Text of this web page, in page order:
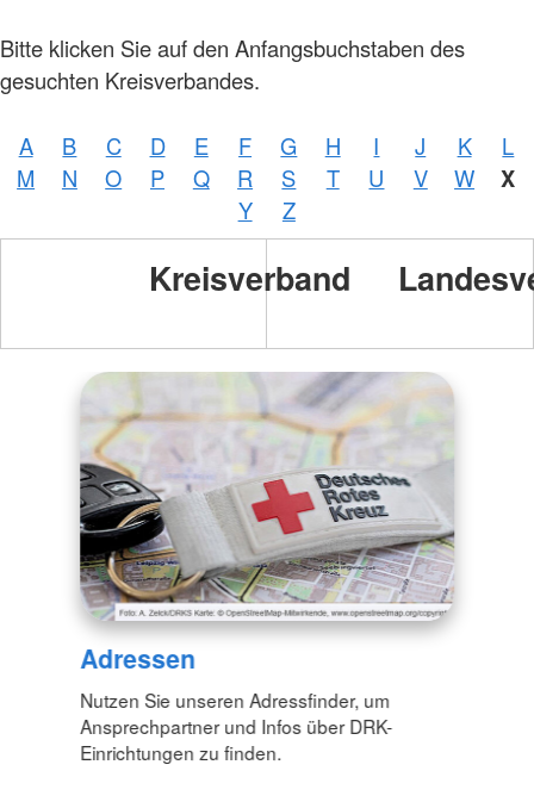
Bitte klicken Sie auf den Anfangsbuchstaben des
gesuchten Kreisverbandes.
A B C D E F G H I J K
L
M
N O P Q R S T U V W X
Y Z
Kreisverband
Adressen
Nutzen Sie unseren Adressfinder, um
Ansprechpartner und Infos über DRK-
Einrichtungen zu finden.